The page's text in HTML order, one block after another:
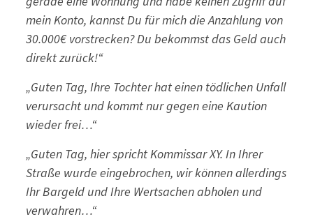
mein Konto, kannst Du für mich die Anzahlung von
30.000€ vorstrecken? Du bekommst das Geld auch
direkt zurück!“
„Guten Tag, Ihre Tochter hat einen tödlichen Unfall
verursacht und kommt nur gegen eine Kaution
wieder frei…“
„Guten Tag, hier spricht Kommissar XY. In Ihrer
Straße wurde eingebrochen, wir können allerdings
Ihr Bargeld und Ihre Wertsachen abholen und
verwahren…“